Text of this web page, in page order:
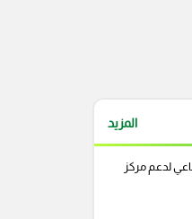
المزيد
لدعم مركز